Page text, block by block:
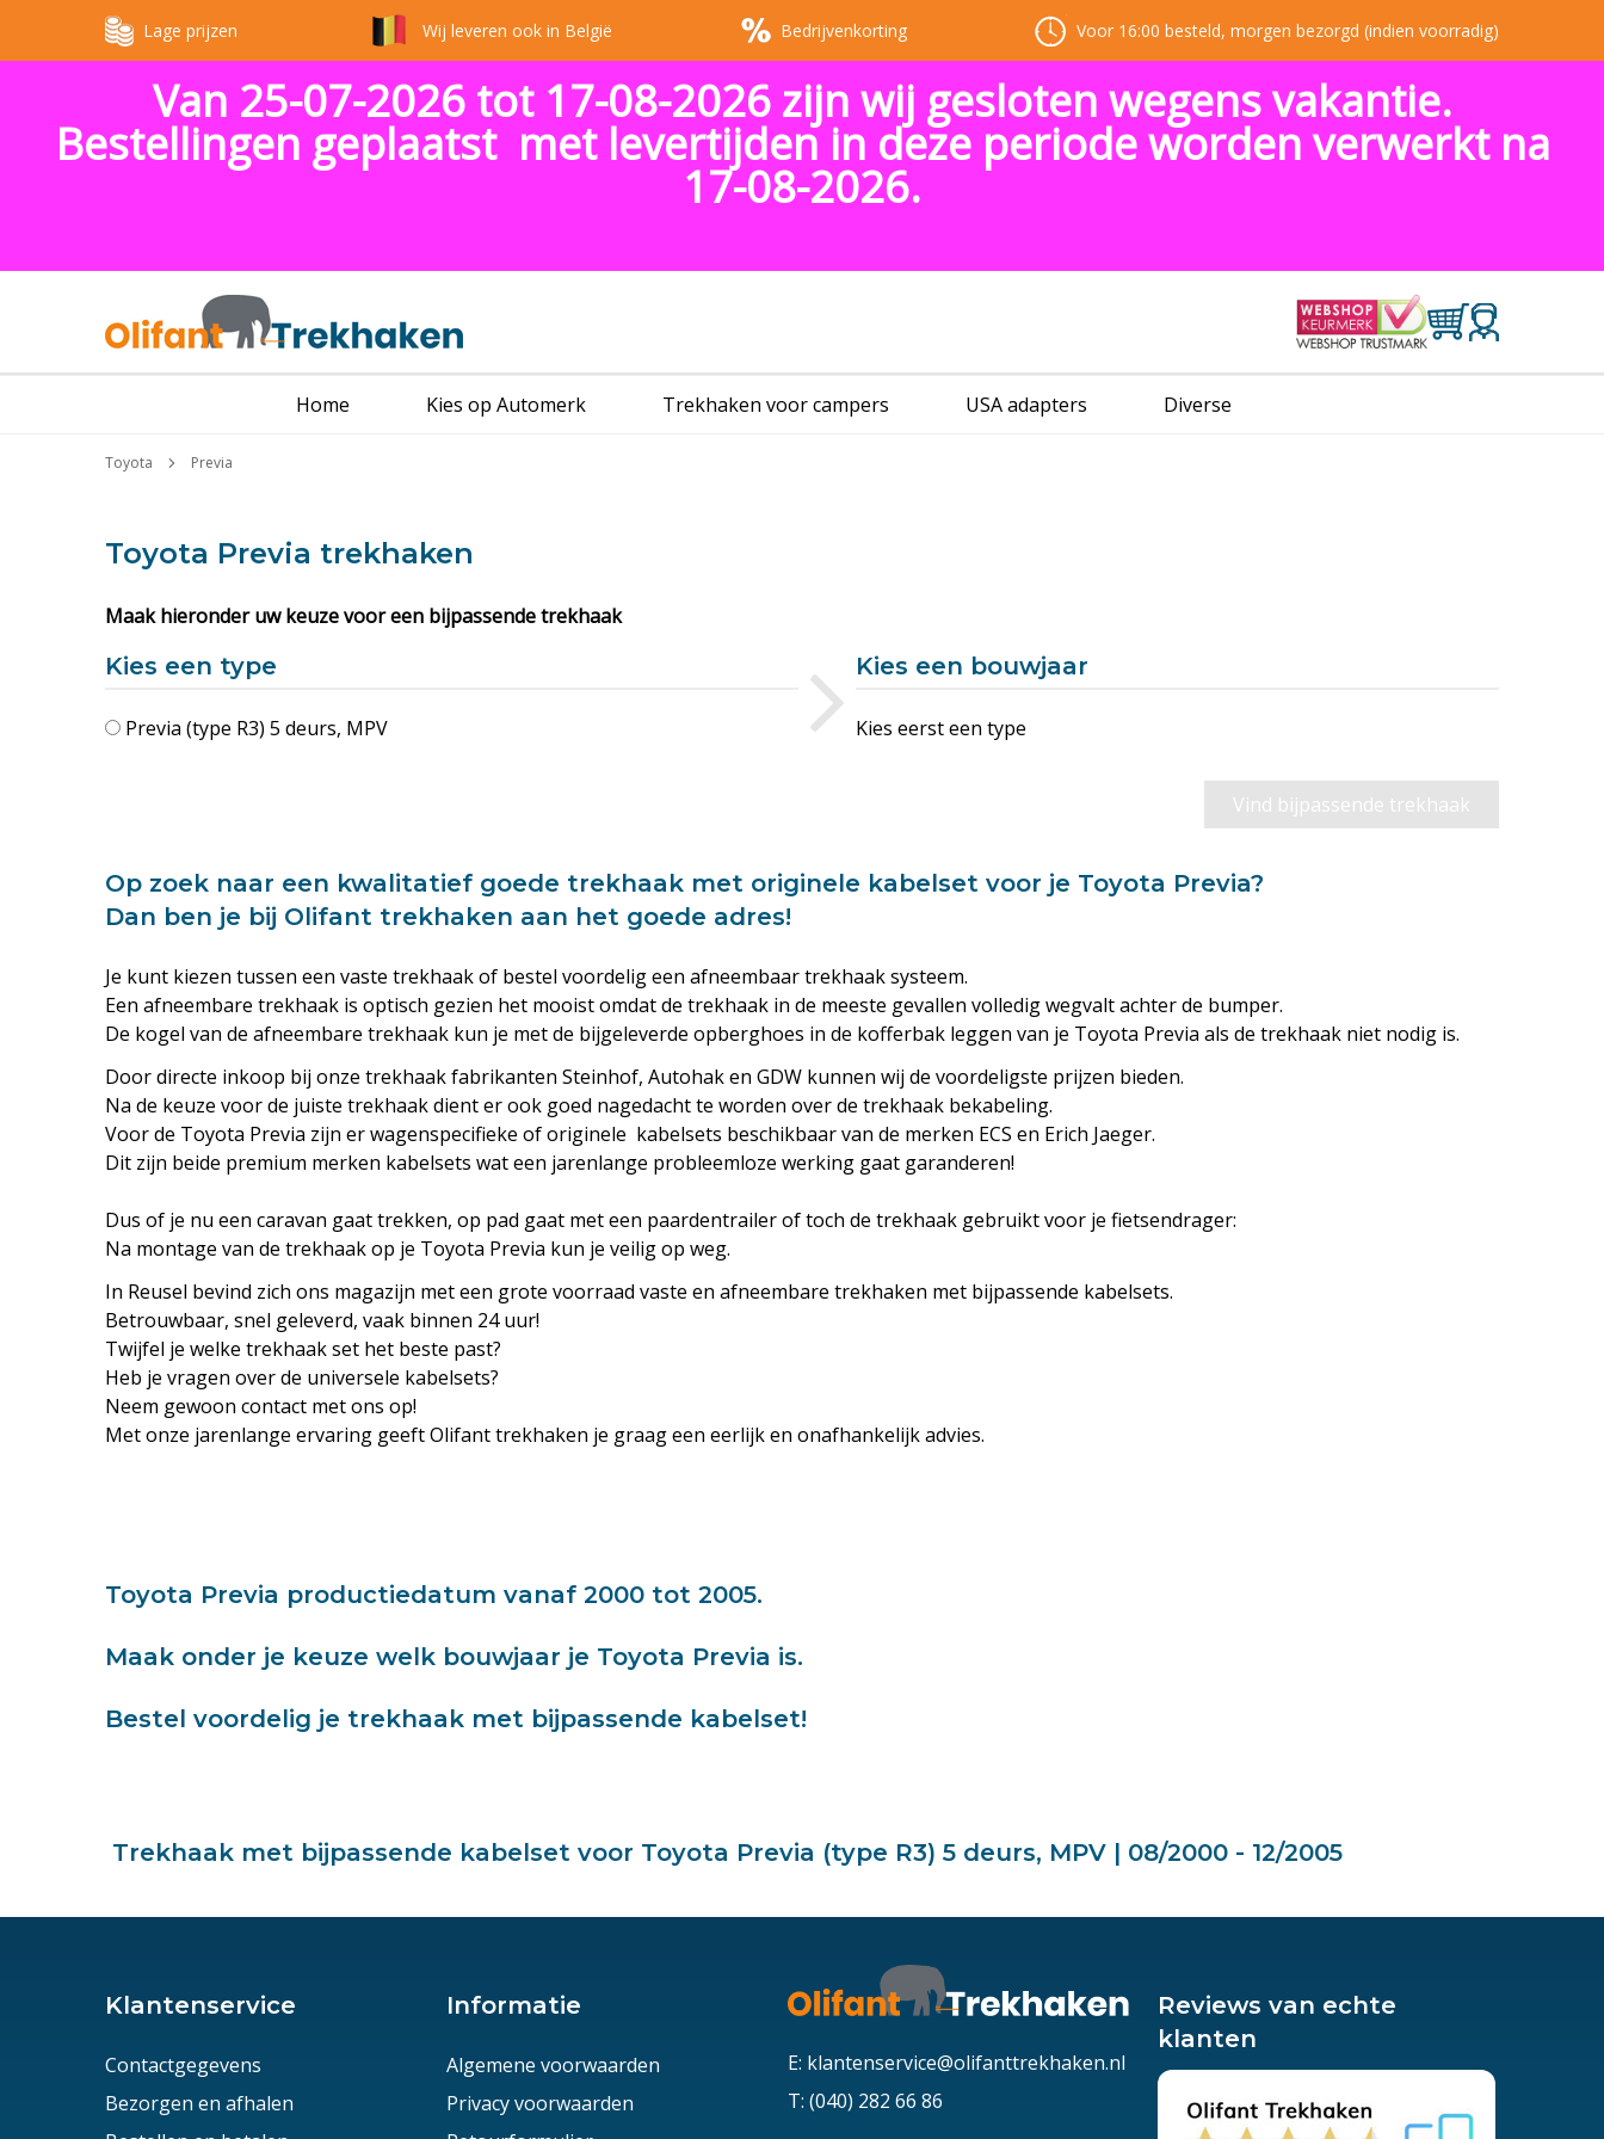
Lage prijzen Wij leveren ook in België Bedrijvenkorting Voor 16:00 besteld, morgen bezorgd (indien voorradig)
Van 25-07-2026 tot 17-08-2026 zijn wij gesloten wegens vakantie.
Bestellingen geplaatst met levertijden in deze periode worden verwerkt na
17-08-2026.
Home Kies op Automerk Trekhaken voor campers USA adapters Diverse
Toyota Previa
Toyota Previa trekhaken
Maak hieronder uw keuze voor een bijpassende trekhaak
Kies een type
Previa (type R3) 5 deurs, MPV
Kies een bouwjaar
Kies eerst een type
Vind bijpassende trekhaak
Op zoek naar een kwalitatief goede trekhaak met originele kabelset voor je Toyota Previa?
Dan ben je bij Olifant trekhaken aan het goede adres!
Je kunt kiezen tussen een vaste trekhaakof bestel voordelig een afneembaar trekhaak systeem.
Een afneembare trekhaak is optisch gezien het mooist omdat de trekhaak in de meeste gevallen volledig wegvalt achter de bumper.
De kogel van de afneembare trekhaak kun je met de bijgeleverde opberghoes in de kofferbak leggen van je Toyota Previa als de trekhaak niet nodig is.
Door directe inkoop bij onze trekhaak fabrikanten Steinhof, Autohak en GDW kunnen wij de voordeligste prijzen bieden.
Na de keuze voor de juiste trekhaak dient er ook goed nagedacht te worden over de trekhaak bekabeling.
Voor de Toyota Previa zijn er wagenspecifieke of originele kabelsets beschikbaar van de merken ECS en Erich Jaeger.
Dit zijn beide premium merken kabelsets wat een jarenlange probleemloze werking gaat garanderen!
Dus of je nu een caravan gaat trekken, op pad gaat met een paardentrailer of toch de trekhaak gebruikt voor je fietsendrager:
Na montage van de trekhaak op je Toyota Previa kun je veilig op weg.
In Reusel bevind zich ons magazijn met een grote voorraad vaste en afneembare trekhaken met bijpassende kabelsets.
Betrouwbaar, snel geleverd, vaak binnen 24 uur!
Twijfel je welke trekhaak set het beste past?
Heb je vragen over de universele kabelsets?
Neem gewoon contact met ons op!
Met onze jarenlange ervaring geeft Olifant trekhaken je graag een eerlijk en onafhankelijk advies.
Toyota Previa productiedatum vanaf 2000 tot 2005.
Maak onder je keuze welk bouwjaar je Toyota Previa is.
Bestel voordelig je trekhaak met bijpassende kabelset!
Trekhaak met bijpassende kabelset voor Toyota Previa (type R3) 5 deurs, MPV | 08/2000 - 12/2005
Klantenservice
Contactgegevens
Bezorgen en afhalen
Informatie
Algemene voorwaarden
Privacy voorwaarden
E: klantenservice@olifanttrekhaken.nl
T: (040) 282 66 86
Reviews van echte
klanten